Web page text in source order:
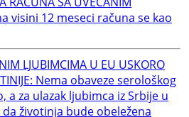
visini 12 meseci računa se kao
LJUBIMCIMA U EU USKORO
Nema obaveze serološkog
a za ulazak ljubimca iz Srbije u
životinja bude obeležena